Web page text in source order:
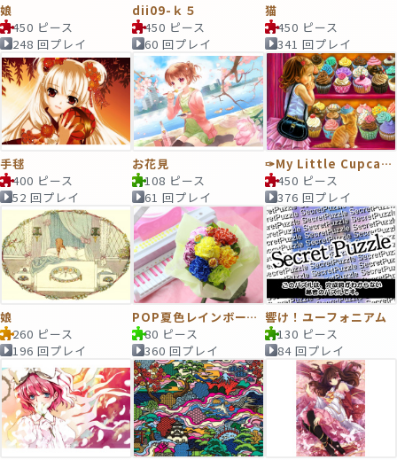
娘
450 ピース
248 回プレイ
dii09-ｋ５
450 ピース
60 回プレイ
猫
450 ピース
341 回プレイ
手毬
400 ピース
52 回プレイ
お花見
108 ピース
61 回プレイ
✑My Little Cupcake
450 ピース
376 回プレイ
娘
260 ピース
196 回プレイ
POP夏色レインボーブーケ
80 ピース
360 回プレイ
響け！ユーフォニアム
130 ピース
84 回プレイ